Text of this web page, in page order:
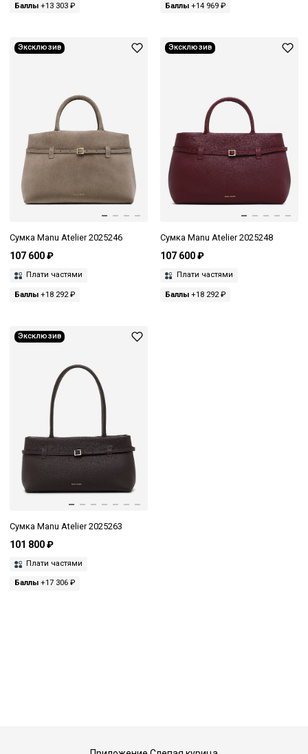
Баллы +13 303 ₽ Баллы+14 969 ₽
Эксклюзив
Сумка Manu Atelier 2025246
107 600 ₽
Плати частями
Баллы +18 292 ₽
Эксклюзив
Сумка Manu Atelier 2025248
107 600 ₽
Плати частями
Баллы+18 292 ₽
Эксклюзив
Сумка Manu Atelier 2025263
101 800 ₽
Плати частями
Баллы +17 306 ₽